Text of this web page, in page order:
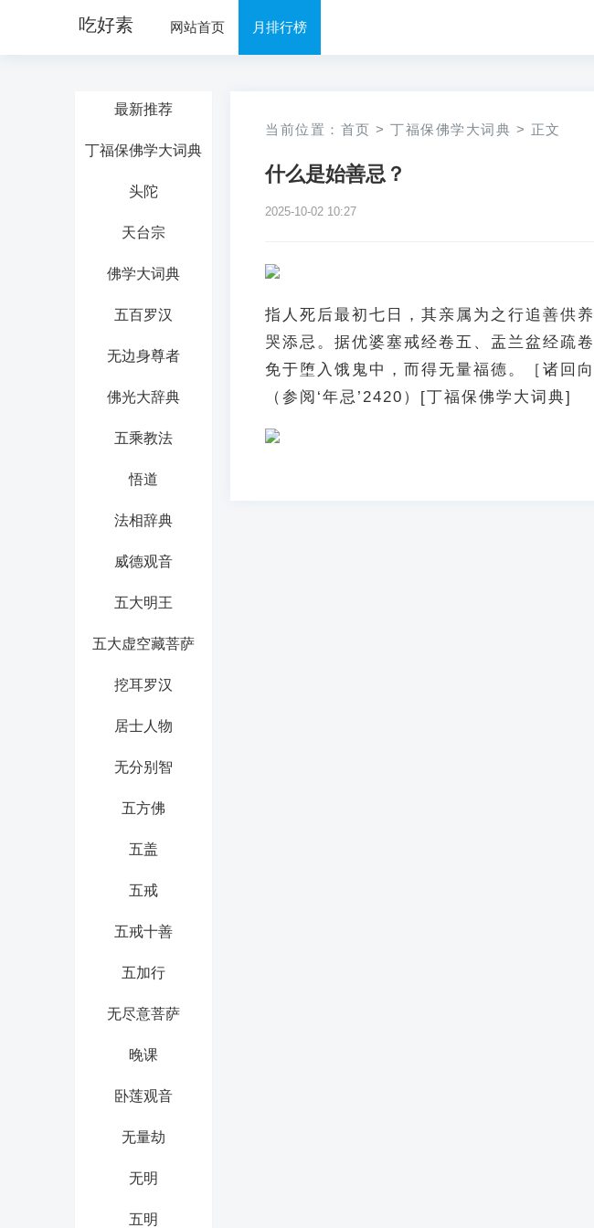
吃好素 网站首页 月排行榜
最新推荐
丁福保佛学大词典
头陀
天台宗
佛学大词典
五百罗汉
无边身尊者
佛光大辞典
五乘教法
悟道
法相辞典
威德观音
五大明王
五大虚空藏菩萨
挖耳罗汉
居士人物
无分别智
五方佛
五盖
五戒
五戒十善
五加行
无尽意菩萨
晚课
卧莲观音
无量劫
无明
五明
当前位置： 首页 > 丁福保佛学大词典 > 正文
什么是始善忌？
2025-10-02 10:27
指人死后最初七日，其亲属为之行追善供
哭添忌。据优婆塞戒经卷五、盂兰盆经疏
免于堕入饿鬼中，而得无量福德。［诸回
（参阅‘年忌’2420）[丁福保佛学大词典]